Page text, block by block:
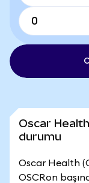
Oscar
durumu
Oscar Health
OSCRon